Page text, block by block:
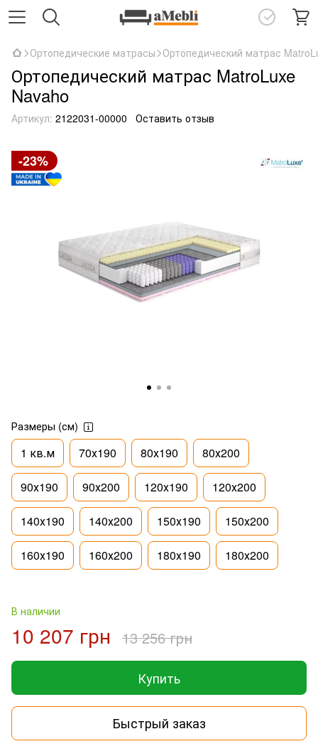
Ортопедические матрасы Ортопедический матрас
Ортопедический матрас MatroLuxe
Navaho
Артикул: 2122031-00000 Оставить отзыв
-23%
Размеры (см)
1 кв.м 70х190 80х190 80х200
90х190 90х200 120х190 120х200
140х190 140х200 150х190 150х200
160х190 160х200 180х190 180х200
В наличии
10 207 грн 13 256 грн
Купить
Быстрый заказ